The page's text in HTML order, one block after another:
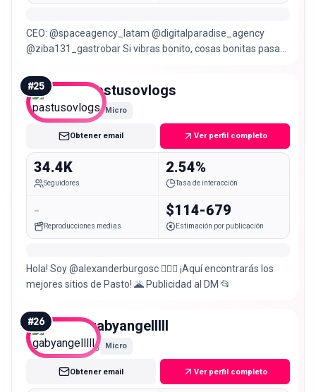
CEO: @spaceagency_latam @digitalparadise_agency
@ziba131_gastrobar Si vibras bonito, cosas bonitas pasan
#25 pastusovlogs
Micro
Obtener email Ver perfil completo
34.4K
Seguidores
2.54%
Tasa de interacción
-
Reproducciones medias
$114-679
Estimación por publicación
Hola! Soy @alexanderburgosc 🙋🏻‍♂️ ¡Aquí encontrarás los
mejores sitios de Pasto! 🌋 Publicidad al DM 📂
#26 gabyangelllll
Micro
Obtener email Ver perfil completo